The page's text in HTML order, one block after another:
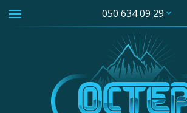
050 634 09 29